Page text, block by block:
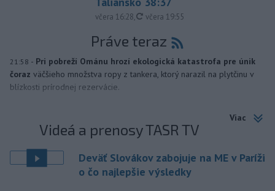
včera 16:28, aktualizované
včera 19:55
Práve teraz
21:58 - Pri pobreží Ománu hrozí ekologická katastrofa pre únik
čoraz väčšieho množstva ropy z tankera, ktorý narazil na plytčinu v
blízkosti prírodnej rezervácie.
Viac
Videá a prenosy TASR TV
Deväť Slovákov zabojuje na ME v Paríži
o čo najlepšie výsledky